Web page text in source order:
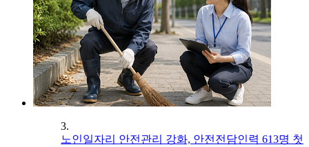
3.
노인일자리 안전관리 강화, 안전전담인력 613명 첫